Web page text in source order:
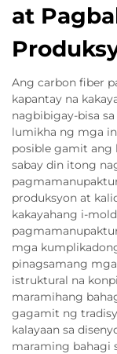
at
Ang carbon fiber
kapantay na
nagbibigay-bisa
lumikha ng mga
posible gamit ang
sabay din itong
produksyon at
kakayahang i-
mga
pinagsamang
istruktural na
maramihang
gagamit ng
kalayaan sa
maraming bahagi